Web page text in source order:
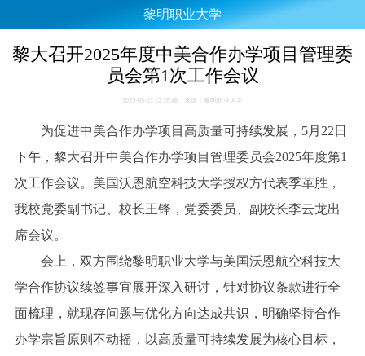
黎明职业大学
黎大召开2025年度中美合作办学项目管理委
员会第1次工作会议
2025-05-27 12:16:48 来源：黎明职业大学
为促进中美合作办学项目高质量可持续发展，5月22日
下午，黎大召开中美合作办学项目管理委员会2025年度第1
次工作会议。美国沃恩航空科技大学授权方代表季革胜，
我校党委副书记、校长王锋，党委委员、副校长李云龙出
席会议。
会上，双方围绕黎明职业大学与美国沃恩航空科技大
学合作协议续签事宜展开深入研讨，针对协议条款进行全
面梳理，就现存问题与优化方向达成共识，明确坚持合作
办学宗旨原则不动摇，以高质量可持续发展为核心目标，